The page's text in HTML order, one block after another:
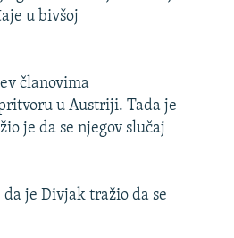
u bivšoj
ev članovima
u Austriji. Tada je
je da se njegov slučaj
da je Divjak tražio da se